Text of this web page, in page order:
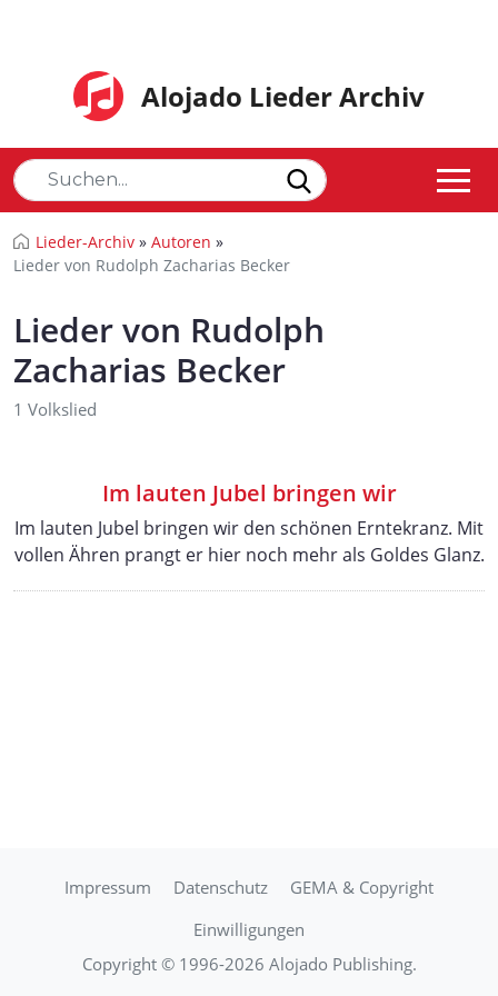
Alojado Lieder Archiv
Lieder-Archiv » Autoren »
Lieder von Rudolph Zacharias Becker
Lieder von Rudolph
Zacharias Becker
1 Volkslied
Im lauten Jubel bringen wir
Im lauten Jubel bringen wir den schönen Erntekranz. Mit
vollen Ähren prangt er hier noch mehr als Goldes Glanz.
Impressum Datenschutz
GEMA & Copyright
Einwilligungen
Copyright © 1996-2026 Alojado Publishing.